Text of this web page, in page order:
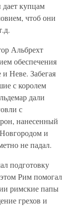
дает купцам
чтоб они
Альбрехт
обеспечения
Неве. Забегая
с королем
дали
с
нанесенный
и
не падал.
подготовку
Рим помогал
римские папы
грехов и